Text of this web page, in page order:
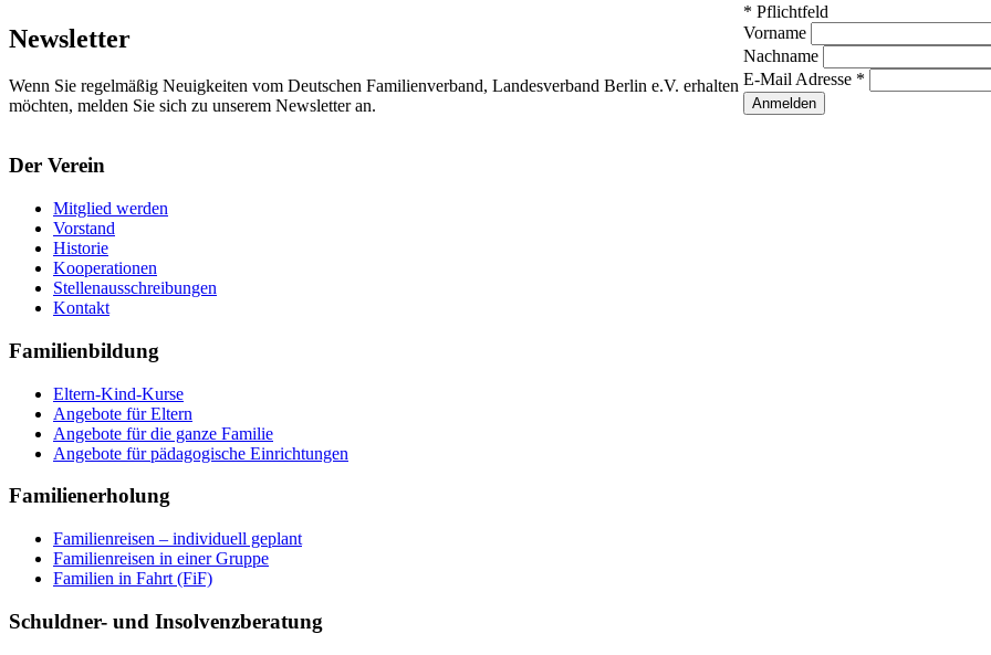
Newsletter
Wenn Sie regelmäßig Neuigkeiten vom Deutschen Familienverband, Landesverband Berlin e.V. erhalten
möchten, melden Sie sich zu unserem Newsletter an.
* Pflichtfeld
Vorname
Nachname
E-Mail Adresse *
Der Verein
Mitglied werden
Vorstand
Historie
Kooperationen
Stellenausschreibungen
Kontakt
Familienbildung
Eltern-Kind-Kurse
Angebote für Eltern
Angebote für die ganze Familie
Angebote für pädagogische Einrichtungen
Familienerholung
Familienreisen – individuell geplant
Familienreisen in einer Gruppe
Familien in Fahrt (FiF)
Schuldner- und Insolvenzberatung